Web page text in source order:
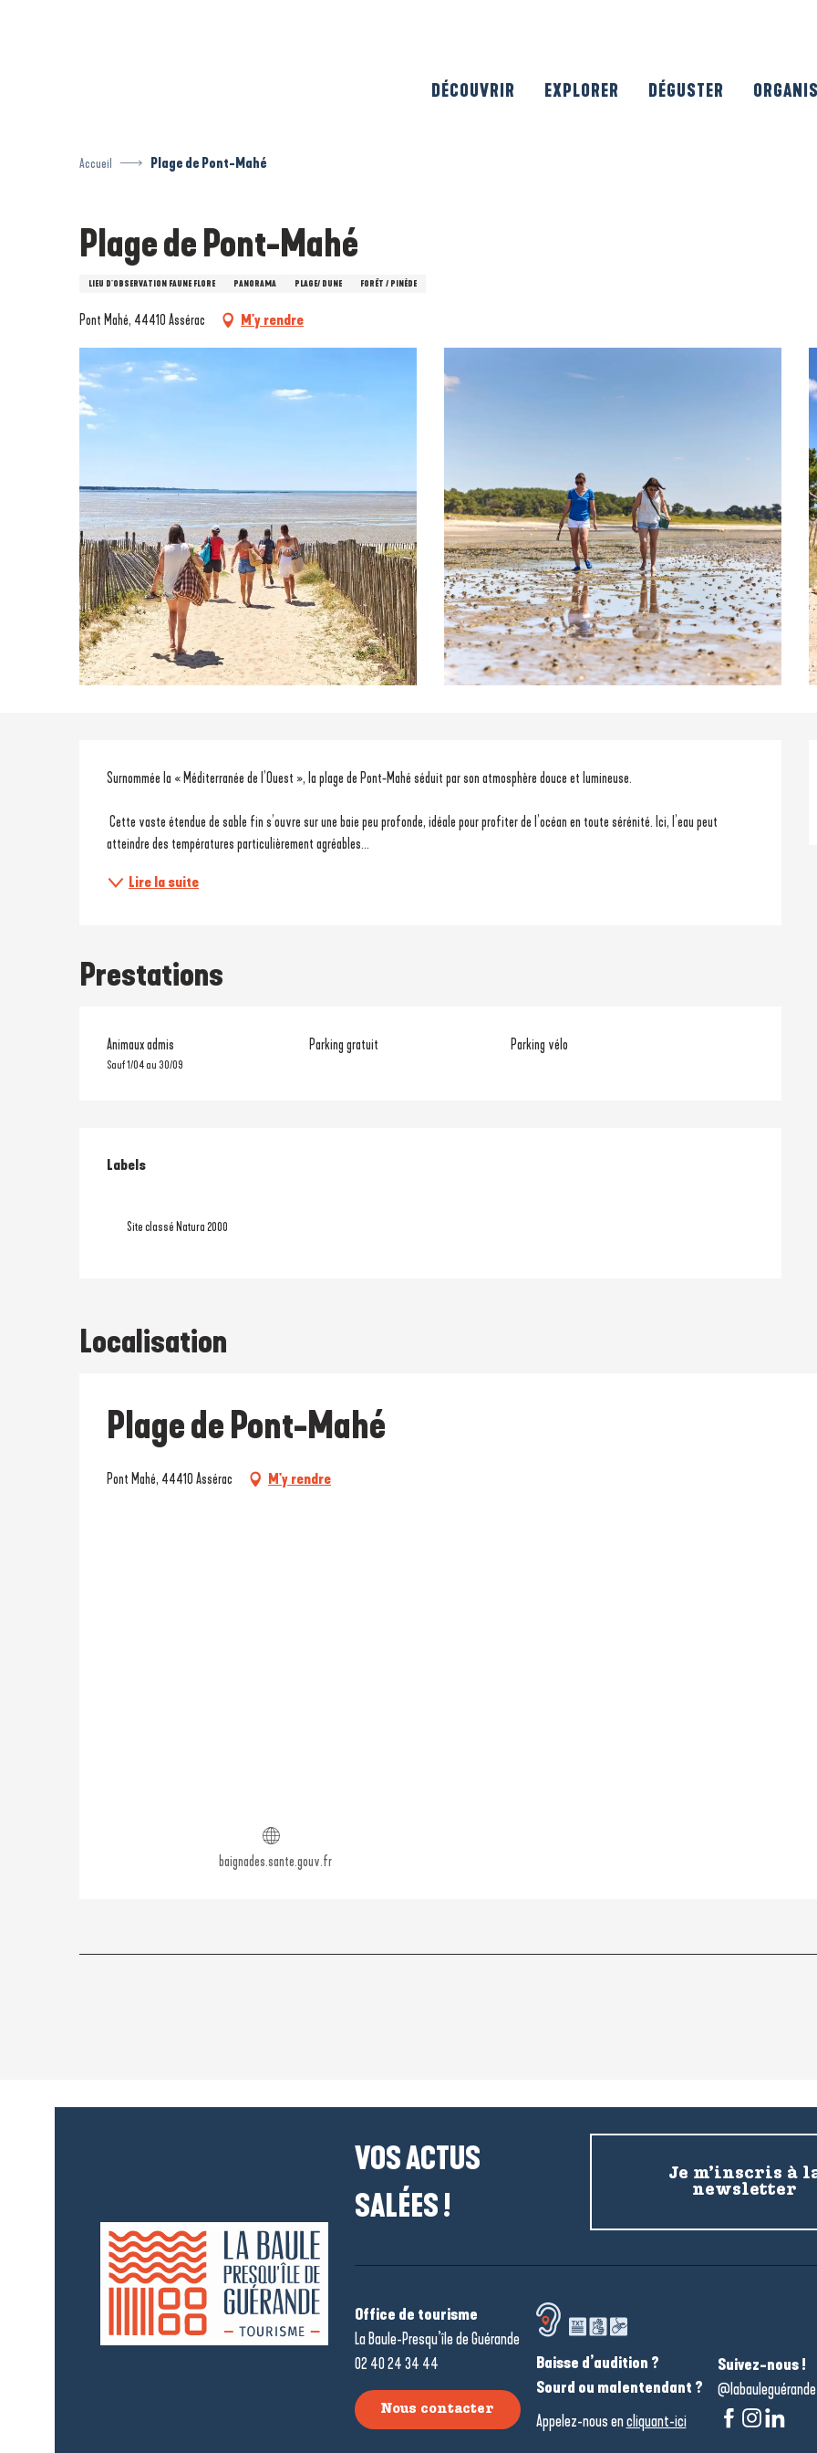
DÉCOUVRIR EXPLORER DÉGUSTER
Accueil Plage de Pont-Mahé
Plage de Pont-Mahé
LIEU D'OBSERVATION FAUNE FLORE PANORAMA PLAGE/ DUNE FORÊT / PINÈDE
Pont Mahé, 44410 Assérac M'y rendre
Description
Surnommée la « Méditerranée de l’Ouest », la plage de Pont-Mahé séduit par son atmosphère douce et lumineuse.
Cette vaste étendue de sable fin s’ouvre sur une baie peu profonde, idéale pour profiter de l’océan en toute sérénité. Ici, l’eau peut
atteindre des températures particulièrement agréables...
Lire la suite
Prestations
Animaux admis
Sauf 1/04 au 30/09
Parking gratuit Parking vélo
Offres de prestations
Labels
Labels
Site classé Natura 2000
Localisation
Plage de Pont-Mahé
Pont Mahé, 44410 Assérac M'y rendre
baignades.sante.gouv.fr
VOS ACTUS
SALÉES !
Je m’inscris à
newsletter
Office de tourisme
La Baule-Presqu’île de Guérande
02 40 24 34 44
Nous contacter
Baisse d’audition ?
Sourd ou malentendant ?
Appelez-nous encliquant-ici
Suivez-nous !
@labauleguérande